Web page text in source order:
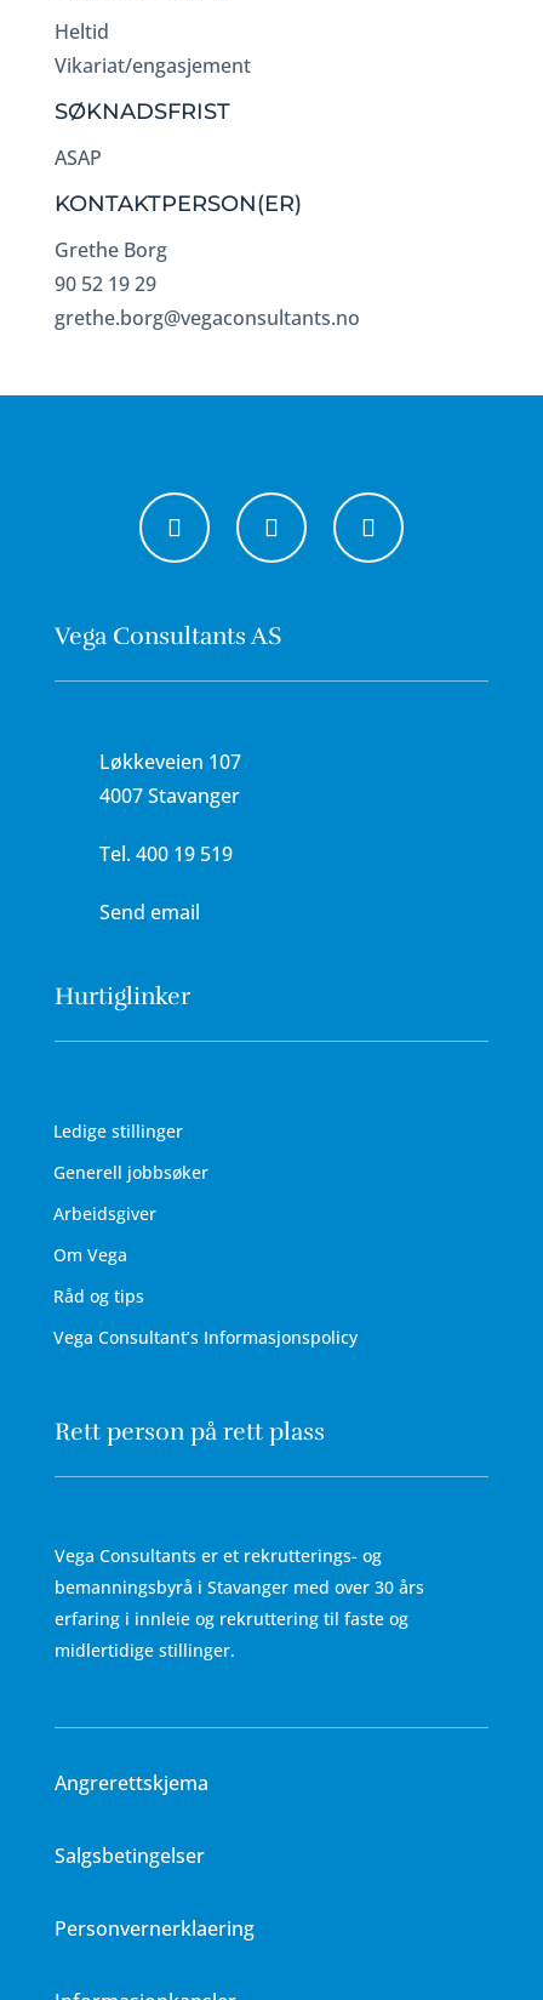
Heltid
Vikariat/engasjement
SØKNADSFRIST
ASAP
KONTAKTPERSON(ER)
Grethe Borg
90 52 19 29
grethe.borg@vegaconsultants.no
Vega Consultants AS
Løkkeveien 107
4007 Stavanger
Tel.400 19 519
Send email
Hurtiglinker
Ledige stillinger
Generell jobbsøker
Arbeidsgiver
Om Vega
Råd og tips
Vega Consultant’s Informasjonspolicy
Rett person på rett plass
Vega Consultants er et rekrutterings- og
bemanningsbyrå i Stavanger med over 30 års
erfaring i innleie og rekruttering til faste og
midlertidige stillinger.
Angrerettskjema
Salgsbetingelser
Personvernerklaering